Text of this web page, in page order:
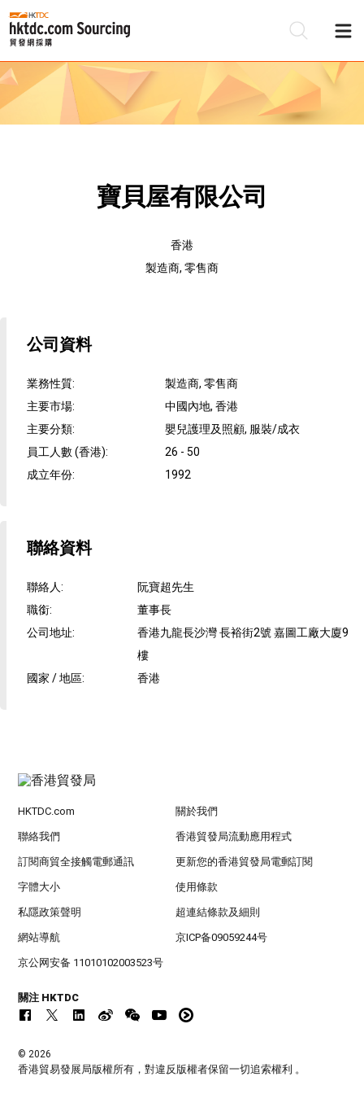
寶貝屋有限公司
香港
製造商, 零售商
公司資料
業務性質:
製造商, 零售商
主要市場:
中國內地, 香港
主要分類:
嬰兒護理及照顧, 服裝/成衣
員工人數 (香港):
26 - 50
成立年份: 1992
聯絡資料
聯絡人:
阮寶超先生
職銜:
董事長
公司地址:
香港九龍長沙灣 長裕街2號 嘉圖工廠大廈9
樓
國家 / 地區: 香港
HKTDC.com 關於我們
聯絡我們 香港貿發局流動應用程式
訂閱商貿全接觸電郵通訊 更新您的香港貿發局電郵訂閱
字體大小 使用條款
私隱政策聲明 超連結條款及細則
網站導航 京ICP备09059244号
京公网安备 11010102003523号
關注 HKTDC
© 2026
香港貿易發展局版權所有，對違反版權者保留一切追索權利 。